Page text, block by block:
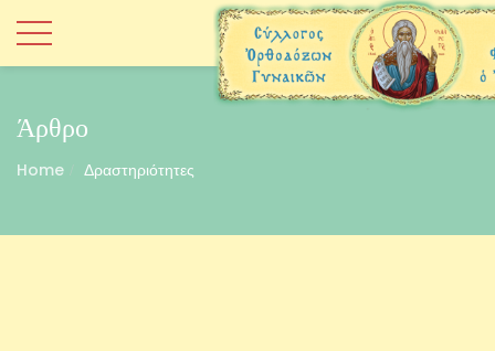
Άρθρο
Home Δραστηριότητες